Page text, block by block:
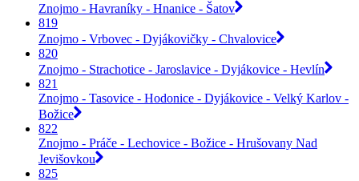
Znojmo - Havraníky - Hnanice - Šatov
819
Znojmo - Vrbovec - Dyjákovičky - Chvalovice
820
Znojmo - Strachotice - Jaroslavice - Dyjákovice - Hevlín
821
Znojmo - Tasovice - Hodonice - Dyjákovice - Velký Karlov -
Božice
822
Znojmo - Práče - Lechovice - Božice - Hrušovany Nad
Jevišovkou
825